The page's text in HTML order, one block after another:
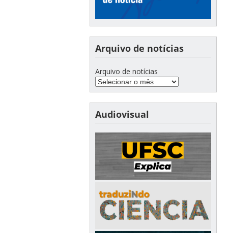
Arquivo de notícias
Arquivo de notícias
Audiovisual